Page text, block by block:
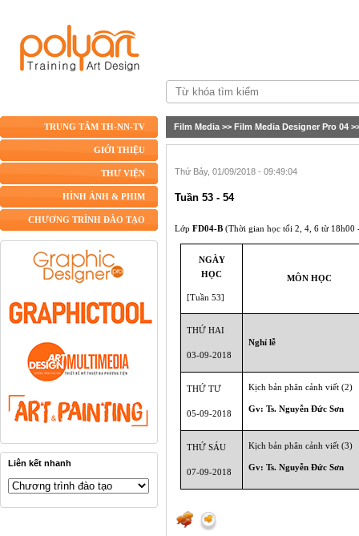
TRUNG TÂM TH-NN-TV
GIỚI THIỆU
THƯ VIỆN
HÌNH ẢNH & PHIM
CHƯƠNG TRÌNH ĐÀO TẠO
Liên kết nhanh
Film Media >> Film Media Designer Pro 04
Thứ Bảy, 01/09/2018 - 09:49:04
Tuần 53 - 54
Lớp FD04-B (Thời gian học tối 2, 4, 6 từ 18h00
NGÀY
HỌC
[Tuần 53]
MÔN HỌC
THỨ HAI
03-09-2018
Nghỉ lễ
THỨ TƯ
05-09-2018
Kịch bản phân cảnh viết (2)
Gv: Ts. Nguyễn Đức Sơn
THỨ SÁU
07-09-2018
Kịch bản phân cảnh viết (3)
Gv: Ts. Nguyễn Đức Sơn